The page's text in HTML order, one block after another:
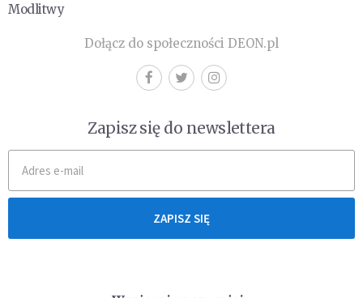
Modlitwy
Dołącz do społeczności DEON.pl
Zapisz się do newslettera
ZAPISZ SIĘ